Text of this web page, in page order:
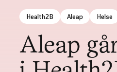
Health2B Aleap Helse
Aleap